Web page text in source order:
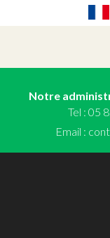
Notre
Tel : 05
Email :